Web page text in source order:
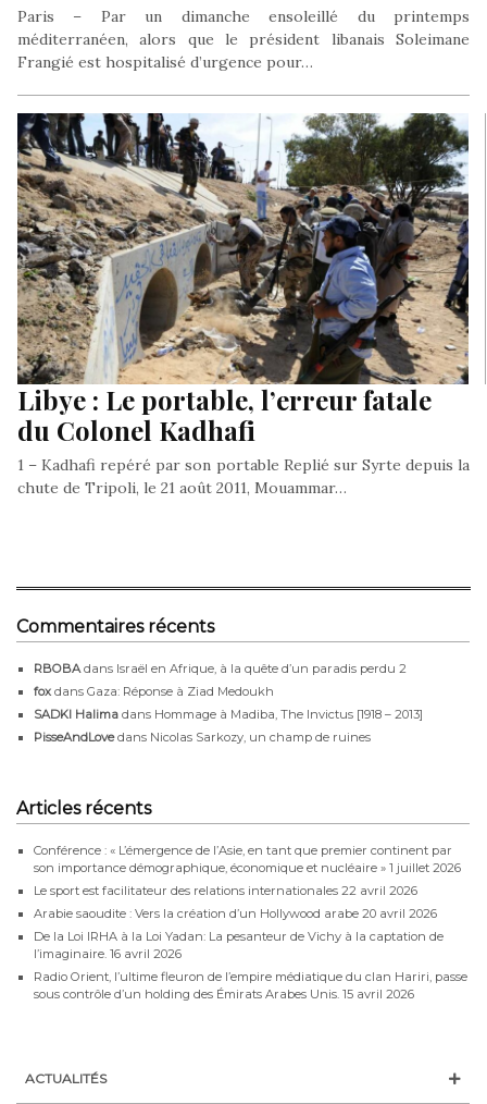
Paris – Par un dimanche ensoleillé du printemps
méditerranéen, alors que le président libanais Soleimane
Frangié est hospitalisé d’urgence pour…
Libye : Le portable, l’erreur fatale
du Colonel Kadhafi
1 – Kadhafi repéré par son portable Replié sur Syrte depuis la
chute de Tripoli, le 21 août 2011, Mouammar…
Commentaires récents
RBOBA dans Israël en Afrique, à la quête d’un paradis perdu 2
fox dans Gaza: Réponse à Ziad Medoukh
SADKI Halima dans Hommage à Madiba, The Invictus [1918 – 2013]
PisseAndLovedans Nicolas Sarkozy, un champ de ruines
Articles récents
Conférence : « L’émergence de l’Asie, en tant que premier continent par
son importance démographique, économique et nucléaire » 1 juillet 2026
Le sport est facilitateur des relations internationales 22 avril 2026
Arabie saoudite : Vers la création d’un Hollywood arabe 20 avril 2026
De la Loi IRHA à la Loi Yadan: La pesanteur de Vichy à la captation de
l’imaginaire. 16 avril 2026
Radio Orient, l’ultime fleuron de l’empire médiatique du clan Hariri, passe
sous contrôle d’un holding des Émirats Arabes Unis. 15 avril 2026
ACTUALITÉS